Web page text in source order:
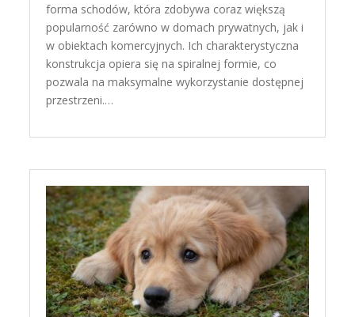
forma schodów, która zdobywa coraz większą
popularność zarówno w domach prywatnych, jak i
w obiektach komercyjnych. Ich charakterystyczna
konstrukcja opiera się na spiralnej formie, co
pozwala na maksymalne wykorzystanie dostępnej
przestrzeni.…